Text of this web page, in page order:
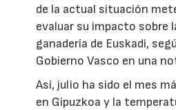
de la actual situación
evaluar su impacto sobre
ganadería de Euskadi,
Gobierno Vasco en una
Así, julio ha sido el mes
en Gipuzkoa y la